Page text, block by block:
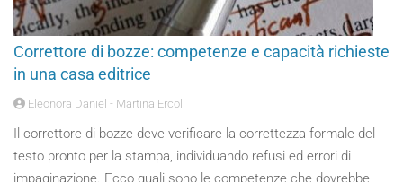
Correttore di bozze: competenze e capacità richieste
in una casa editrice
Eleonora Daniel - Martina Ercoli
Il correttore di bozze deve verificare la correttezza formale del
testo pronto per la stampa, individuando refusi ed errori di
impaginazione. Ecco quali sono le competenze che dovrebbe